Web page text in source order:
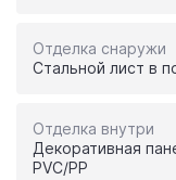
Отделка снаружи
Стальной лист в
Отделка внутри
Декоративная
PVC/PP